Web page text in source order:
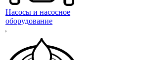
Насосы и насосное
оборудование